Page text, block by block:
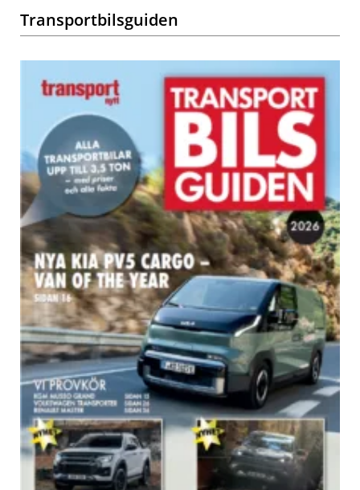
Transportbilsguiden